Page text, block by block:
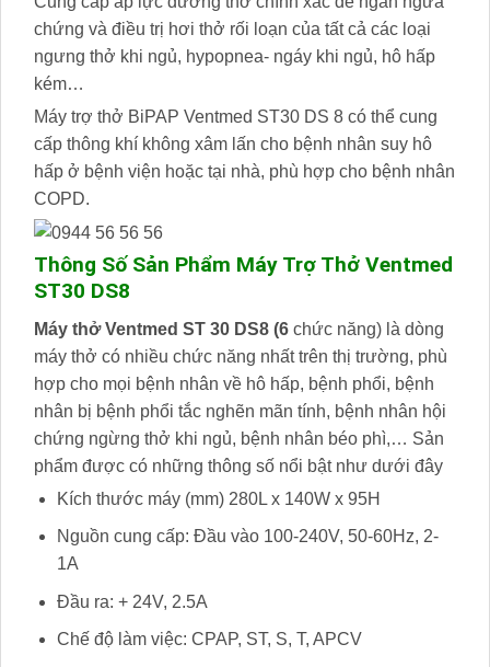
chứng và điều trị hơi thở rối loạn của tất cả các loại
ngưng thở khi ngủ, hypopnea- ngáy khi ngủ, hô hấp
kém…
Máy trợ thở BiPAP Ventmed ST30 DS 8 có thể cung
cấp thông khí không xâm lấn cho bệnh nhân suy hô
hấp ở bệnh viện hoặc tại nhà, phù hợp cho bệnh nhân
COPD.
Thông Số Sản Phẩm Máy Trợ Thở Ventmed
ST30 DS8
Máy thở Ventmed ST 30 DS8 (6 chức năng) là dòng
máy thở có nhiều chức năng nhất trên thị trường, phù
hợp cho mọi bệnh nhân về hô hấp, bệnh phổi, bệnh
nhân bị bệnh phổi tắc nghẽn mãn tính, bệnh nhân hội
chứng ngừng thở khi ngủ, bệnh nhân béo phì,… Sản
phẩm được có những thông số nổi bật như dưới đây
Kích thước máy (mm) 280L x 140W x 95H
Nguồn cung cấp: Đầu vào 100-240V, 50-60Hz, 2-
1A
Đầu ra: + 24V, 2.5A
Chế độ làm việc: CPAP, ST, S, T, APCV